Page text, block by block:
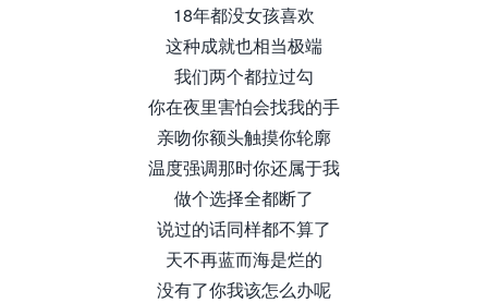
18年都没女孩喜欢
这种成就也相当极端
我们两个都拉过勾
你在夜里害怕会找我的手
亲吻你额头触摸你轮廓
温度强调那时你还属于我
做个选择全都断了
说过的话同样都不算了
天不再蓝而海是烂的
没有了你我该怎么办呢